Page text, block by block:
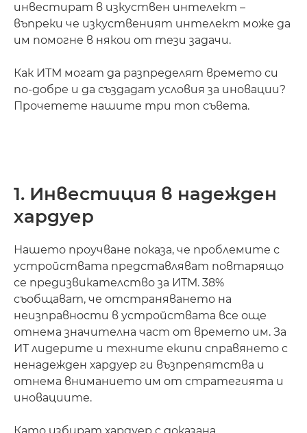
инвестират в изкуствен интелект –
въпреки че изкуственият интелект може да
им помогне в някои от тези задачи.
Как ИТМ могат да разпределят времето си
по-добре и да създадат условия за иновации?
Прочетете нашите три топ съвета.
1. Инвестиция в надежден
хардуер
Нашето проучване показа, че проблемите с
устройствата представляват повтарящо
се предизвикателство за ИТМ. 38%
съобщават, че отстраняването на
неизправности в устройствата все още
отнема значителна част от времето им. За
ИТ лидерите и техните екипи справянето с
ненадежден хардуер ги възпрепятства и
отнема вниманието им от стратегията и
иновациите.